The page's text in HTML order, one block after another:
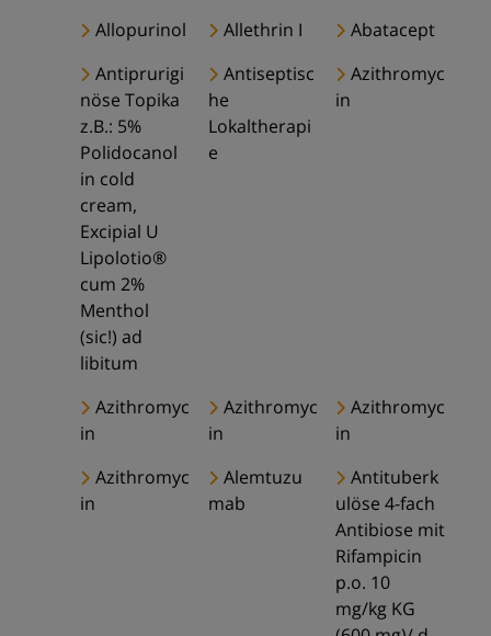
Allopurinol Allethrin I
Abatacept
Antiprurigi
nöse Topika
z.B.: 5%
Polidocanol
in cold
cream,
Excipial U
Lipolotio®
cum 2%
Menthol
(sic!) ad
libitum
Antiseptisc
he
Lokaltherapi
e
Azithromyc
in
Azithromyc
in
Azithromyc
in
Azithromyc
in
Azithromyc
in
Alemtuzu
mab
Antituberk
ulöse 4-fach
Antibiose mit
Rifampicin
p.o. 10
mg/kg KG